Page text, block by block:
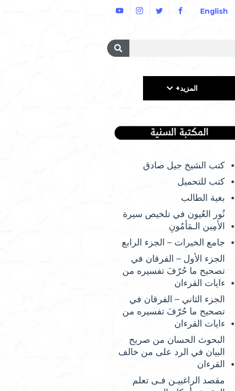
English
المزيد+
كتب الشيخ جيل صادق
كتب للتحميل
بغية الطالب
نُور العُيون في تلخيص سيرة
الأمِين الـمَأمُونِ
جامع الخيرات – الجزء الرابع
الجزء الأول – الفرقان في
تصحيح ما حُرّفَ تفسيره من
ءايات القرءان
الجزء الثاني – الفرقان في
تصحيح ما حُرّفَ تفسيره من
ءايات القرءان
البحوث الحسان من صريح
البيان في الرد على من خالف
القرءان
مقصد الراغبيـن فـى تعلم